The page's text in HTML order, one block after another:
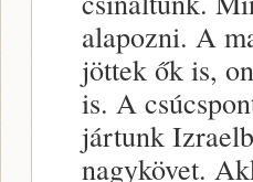
alapozni. A
jöttek ők is,
is. A
jártunk
nagykövet.